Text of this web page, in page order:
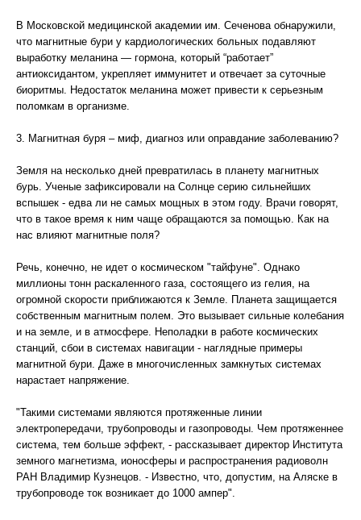
В Московской медицинской академии им. Сеченова обнаружили,
что магнитные бури у кардиологических больных подавляют
выработку меланина — гормона, который “работает”
антиоксидантом, укрепляет иммунитет и отвечает за суточные
биоритмы. Недостаток меланина может привести к серьезным
поломкам в организме.
3. Магнитная буря – миф, диагноз или оправдание заболеванию?
Земля на несколько дней превратилась в планету магнитных
бурь. Ученые зафиксировали на Солнце серию сильнейших
вспышек - едва ли не самых мощных в этом году. Врачи говорят,
что в такое время к ним чаще обращаются за помощью. Как на
нас влияют магнитные поля?
Речь, конечно, не идет о космическом "тайфуне". Однако
миллионы тонн раскаленного газа, состоящего из гелия, на
огромной скорости приближаются к Земле. Планета защищается
собственным магнитным полем. Это вызывает сильные колебания
и на земле, и в атмосфере. Неполадки в работе космических
станций, сбои в системах навигации - наглядные примеры
магнитной бури. Даже в многочисленных замкнутых системах
нарастает напряжение.
"Такими системами являются протяженные линии
электропередачи, трубопроводы и газопроводы. Чем протяженнее
система, тем больше эффект, - рассказывает директор Института
земного магнетизма, ионосферы и распространения радиоволн
РАН Владимир Кузнецов. - Известно, что, допустим, на Аляске в
трубопроводе ток возникает до 1000 ампер".